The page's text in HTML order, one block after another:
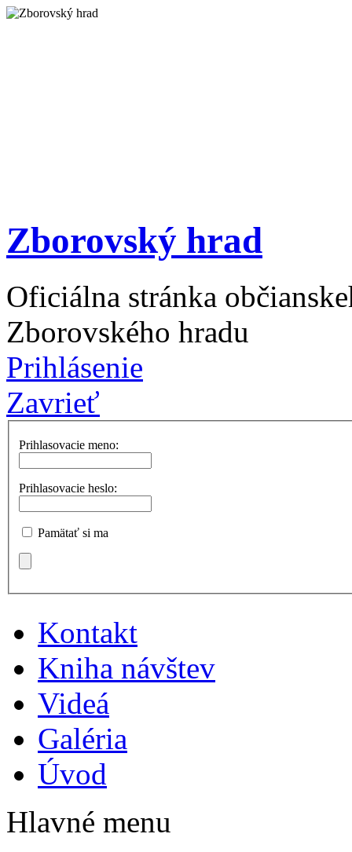
Zborovský hrad
Oficiálna stránka
Zborovského hradu
Prihlásenie
Zavrieť
Prihlasovacie meno:
Prihlasovacie heslo:
Pamätať si ma
Kontakt
Kniha návštev
Videá
Galéria
Úvod
Hlavné menu